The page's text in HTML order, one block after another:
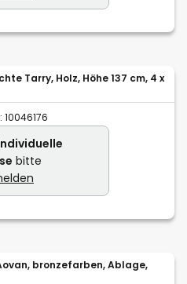
Tarry, Holz, Höhe 137 cm, 4 x
10046176
bitte
bronzefarben, Ablage,